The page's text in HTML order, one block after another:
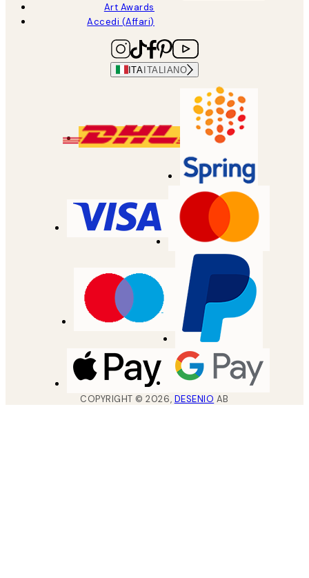
Art Awards
Accedi (Affari)
ITAITALIANO
COPYRIGHT ©2026, DESENIO AB